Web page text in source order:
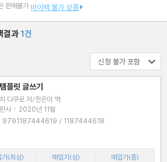
판매불가 바이백 불가 상품
결과1건
템플릿 글쓰기
다쿠로 저/한은미 역
사 | 2020년 11월
ISBN : 9791187444619 / 1187444618
가(최상) 매입가(상)
매입가(중)